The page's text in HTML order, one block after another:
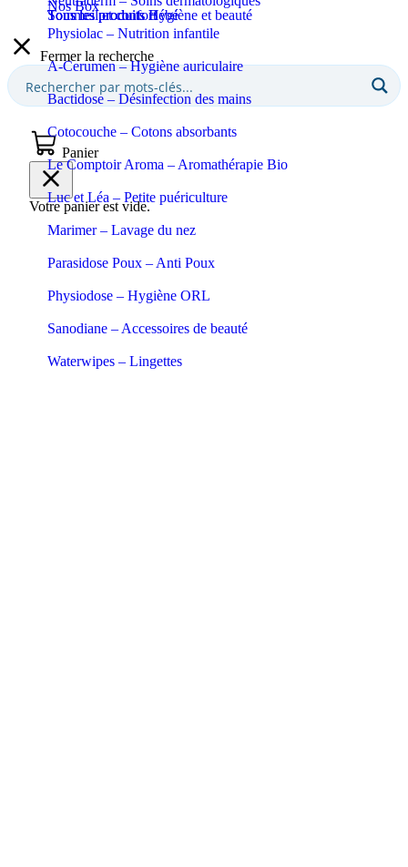
Sommeil et confort
Tous les produits Bébé
Tous les produits Hygiène et beauté
Physiolac – Nutrition infantile
A-Cerumen – Hygiène auriculaire
Bactidose – Désinfection des mains
Cotocouche – Cotons absorbants
Le Comptoir Aroma – Aromathérapie Bio
Luc et Léa – Petite puériculture
Marimer – Lavage du nez
Parasidose Poux – Anti Poux
Physiodose – Hygiène ORL
Sanodiane – Accessoires de beauté
Waterwipes – Lingettes
Nos Box
Fermer la recherche
Panier
Votre panier est vide.